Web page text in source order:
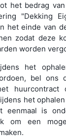
het bedrag
"Dekking
het einde van
zodat deze
worden
het
bel ons
huurcontract
het
eenmaal is
om een